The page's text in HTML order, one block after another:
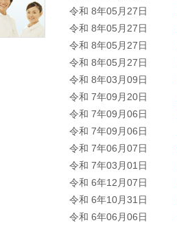
令和 8年05月27日
令和 8年05月27日
令和 8年05月27日
令和 8年05月27日
令和 8年03月09日
令和 7年09月20日
令和 7年09月06日
令和 7年09月06日
令和 7年06月07日
令和 7年03月01日
令和 6年12月07日
令和 6年10月31日
令和 6年06月06日